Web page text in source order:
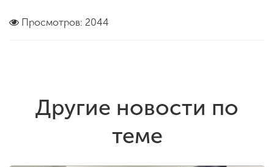
Просмотров: 2044
Другие новости по
теме